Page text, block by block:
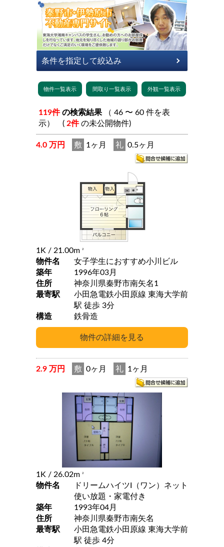
119件 の検索結果
示） ( 2件 の未公開物件)
4.0 万円 敷 1ヶ月 礼 0.5ヶ月
1K / 21.00m 2
物件名
女子学生におすすめ小川ビル
築年
1996年03月
住所
神奈川県秦野市南矢名1
最寄駅
小田急電鉄小田原線 東海大学前
駅 徒歩 3分
構造
鉄骨造
2.9 万円 敷 0ヶ月 礼 1ヶ月
1K / 26.02m 2
物件名
ドリームハイツI（ワン）ネット
使い放題・家電付き
築年
1993年04月
住所
神奈川県秦野市南矢名
最寄駅
小田急電鉄小田原線 東海大学前
駅 徒歩 4分